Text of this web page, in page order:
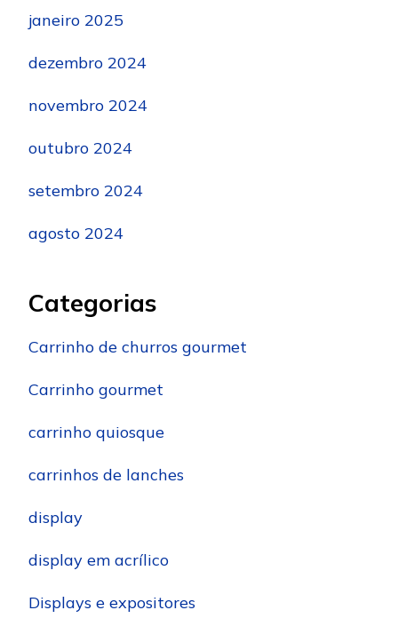
janeiro 2025
dezembro 2024
novembro 2024
outubro 2024
setembro 2024
agosto 2024
Categorias
Carrinho de churros gourmet
Carrinho gourmet
carrinho quiosque
carrinhos de lanches
display
display em acrílico
Displays e expositores